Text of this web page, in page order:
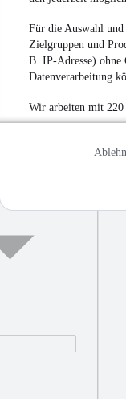
Für die Auswahl und
Zielgruppen und
B. IP-Adresse) ohne
Datenverarbeitung
Wir arbeiten mit 220